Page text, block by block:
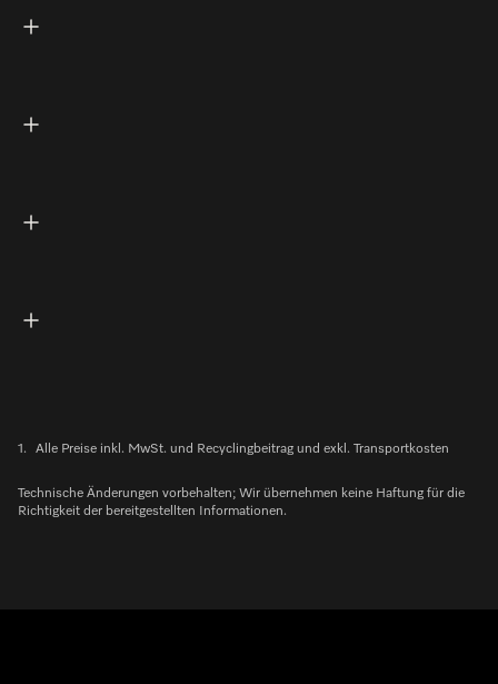
1. Alle Preise inkl. MwSt. und Recyclingbeitrag und exkl. Transportkosten
Technische Änderungen vorbehalten; Wir übernehmen keine Haftung für die
Richtigkeit der bereitgestellten Informationen.